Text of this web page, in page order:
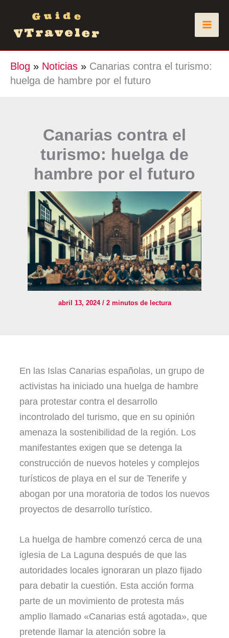
contenido
Blog » Noticias » Canarias contra el turismo:
huelga de hambre por el futuro
Canarias contra el
turismo: huelga de
hambre por el futuro
abril 13, 2024 / 2 minutos de lectura
En las Islas Canarias españolas, un grupo de
activistas ha iniciado una huelga de hambre
para protestar contra el desarrollo
incontrolado del turismo, que en su opinión
amenaza la sostenibilidad de la región. Los
manifestantes exigen que se detenga la
construcción de nuevos hoteles y complejos
turísticos de playa en el sur de Tenerife y
abogan por una moratoria de todos los nuevos
proyectos de desarrollo turístico.
La huelga de hambre comenzó cerca de una
iglesia de La Laguna después de que las
autoridades locales ignoraran un plazo fijado
para debatir la cuestión. Esta acción forma
parte de un movimiento de protesta más
amplio llamado «Canarias está agotada», que
pretende llamar la atención sobre la